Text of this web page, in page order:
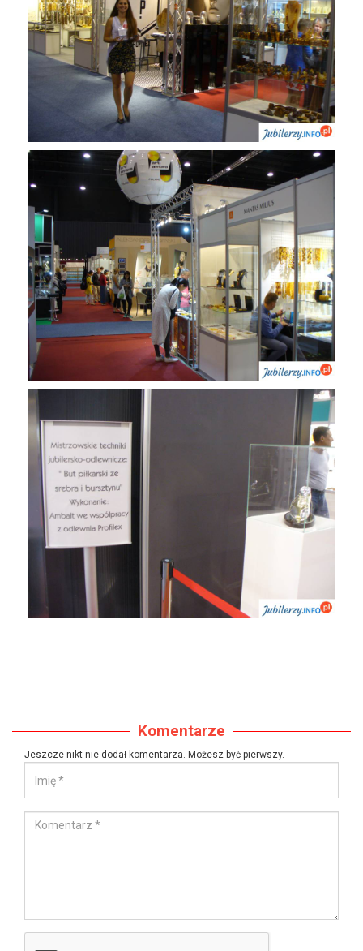
Komentarze
Jeszcze nikt nie dodał komentarza. Możesz być pierwszy.